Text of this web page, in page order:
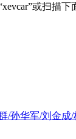
或扫描下
/孙华军/刘金成